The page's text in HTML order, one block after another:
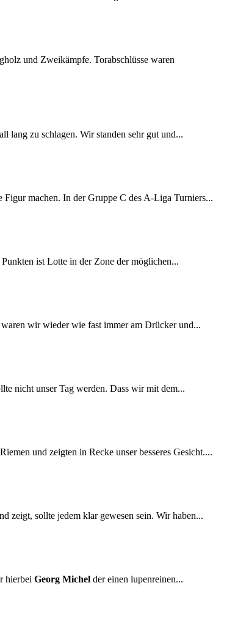
und Zweikämpfe. Torabschlüsse waren
lang zu schlagen. Wir standen sehr gut und...
machen. In der Gruppe C des A-Liga Turniers...
ist Lotte in der Zone der möglichen...
wir wieder wie fast immer am Drücker und...
nicht unser Tag werden. Dass wir mit dem...
und zeigten in Recke unser besseres Gesicht....
zeigt, sollte jedem klar gewesen sein. Wir haben...
hierbei Georg Michel der einen lupenreinen...